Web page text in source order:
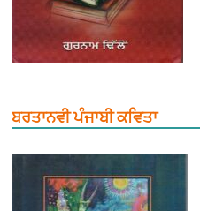
ਬਰਤਾਨਵੀ ਪੰਜਾਬੀ ਕਵਿਤਾ